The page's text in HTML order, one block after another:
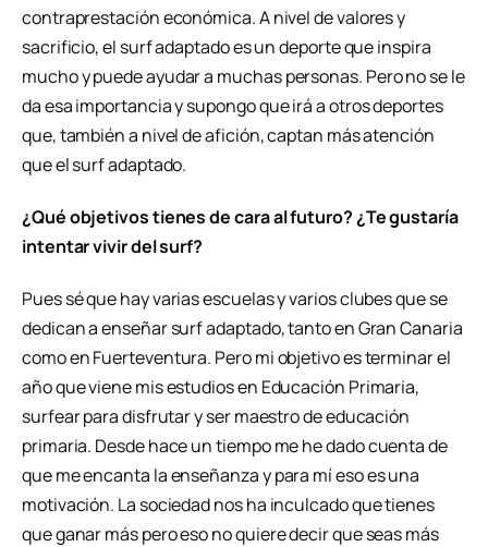
contraprestación económica.A nivel de valores y
sacrificio, el surf adaptado es un deporte que inspira
mucho y puede ayudar a muchas personas. Pero no se le
da esa importanciay supongo que irá a otros deportes
que, también a nivel de afición, captan más atención
que el surf adaptado.
¿Qué objetivos tienes de cara al futuro? ¿Te gustaría
intentar vivir del surf?
Pues sé que hay varias escuelas y varios clubes que se
dedican a enseñar surf adaptado, tanto en Gran Canaria
como en Fuerteventura. Pero mi objetivo es terminar el
año que viene mis estudios en Educación Primaria,
surfear para disfrutar y ser maestro de educación
primaria. Desde hace un tiempo me he dado cuenta de
que me encanta la enseñanza y para mí eso es una
motivación. La sociedad nos ha inculcado que tienes
que ganar más pero eso no quiere decir que seas más